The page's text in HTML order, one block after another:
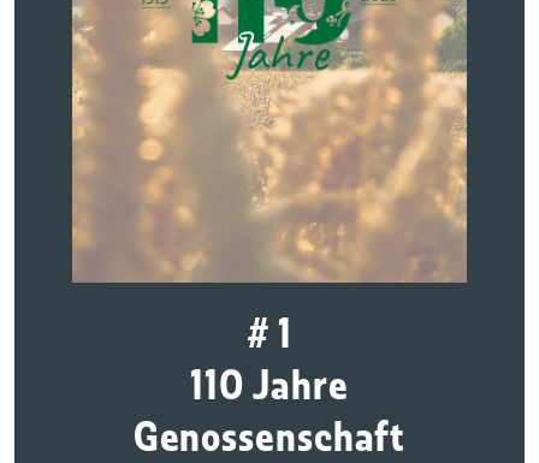
# 1
110 Jahre
Genossenschaft